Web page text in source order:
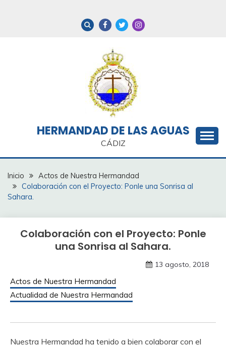
HERMANDAD DE LAS AGUAS
CÁDIZ
Inicio
Actos de Nuestra Hermandad
Colaboración con el Proyecto: Ponle una Sonrisa al
Sahara.
Colaboración con el Proyecto: Ponle
una Sonrisa al Sahara.
13 agosto, 2018
Actos de Nuestra Hermandad
Actualidad de Nuestra Hermandad
Nuestra Hermandad ha tenido a bien colaborar con el